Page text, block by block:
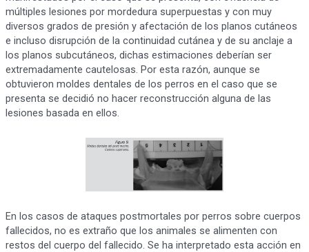
múltiples lesiones por mordedura superpuestas y con muy
diversos grados de presión y afectación de los planos cutáneos
e incluso disrupción de la continuidad cutánea y de su anclaje a
los planos subcutáneos, dichas estimaciones deberían ser
extremadamente cautelosas. Por esta razón, aunque se
obtuvieron moldes dentales de los perros en el caso que se
presenta se decidió no hacer reconstrucción alguna de las
lesiones basada en ellos.
En los casos de ataques postmortales por perros sobre cuerpos
fallecidos, no es extraño que los animales se alimenten con
restos del cuerpo del fallecido. Se ha interpretado esta acción en